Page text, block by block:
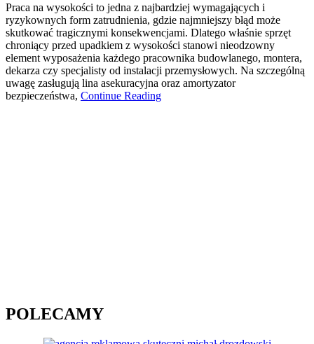
Praca na wysokości to jedna z najbardziej wymagających i
ryzykownych form zatrudnienia, gdzie najmniejszy błąd może
skutkować tragicznymi konsekwencjami. Dlatego właśnie sprzęt
chroniący przed upadkiem z wysokości stanowi nieodzowny
element wyposażenia każdego pracownika budowlanego, montera,
dekarza czy specjalisty od instalacji przemysłowych. Na szczególną
uwagę zasługują lina asekuracyjna oraz amortyzator
bezpieczeństwa, Continue Reading
POLECAMY